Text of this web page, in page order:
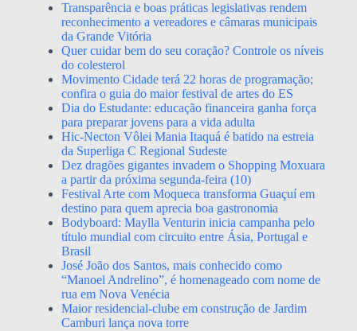
Transparência e boas práticas legislativas rendem
reconhecimento a vereadores e câmaras municipais
da Grande Vitória
Quer cuidar bem do seu coração? Controle os níveis
do colesterol
Movimento Cidade terá 22 horas de programação;
confira o guia do maior festival de artes do ES
Dia do Estudante: educação financeira ganha força
para preparar jovens para a vida adulta
Hic-Necton Vôlei Mania Itaquá é batido na estreia
da Superliga C Regional Sudeste
Dez dragões gigantes invadem o Shopping Moxuara
a partir da próxima segunda-feira (10)
Festival Arte com Moqueca transforma Guaçuí em
destino para quem aprecia boa gastronomia
Bodyboard: Maylla Venturin inicia campanha pelo
título mundial com circuito entre Ásia, Portugal e
Brasil
José João dos Santos, mais conhecido como
“Manoel Andrelino”, é homenageado com nome de
rua em Nova Venécia
Maior residencial-clube em construção de Jardim
Camburi lança nova torre